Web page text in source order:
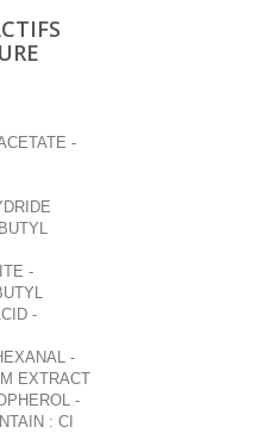
-
-
-
-
EXTRACT
-
: CI